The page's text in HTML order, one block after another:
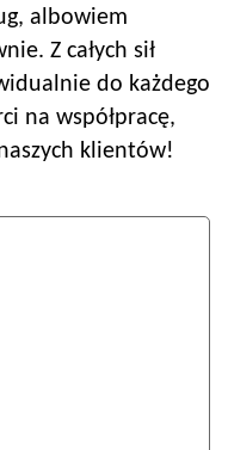
albowiem
Z całych sił
do każdego
na współpracę,
klientów!